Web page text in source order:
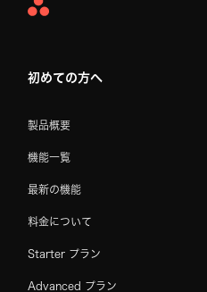
Asana
初めての方へ
製品概要
機能一覧
最新の機能
料金について
Starter プラン
Advanced プラン